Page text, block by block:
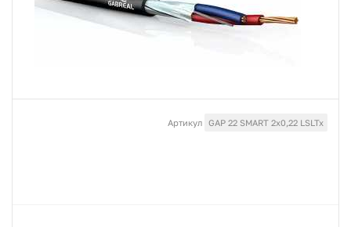
Артикул GAP 22 SMART 2x0,22 LSLTx